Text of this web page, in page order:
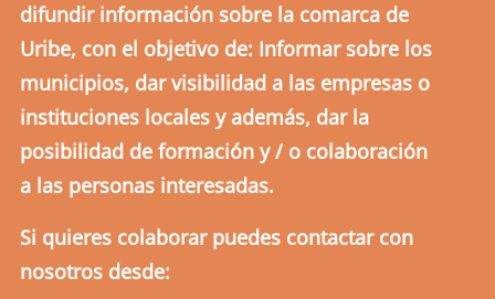
difundir información sobre la comarca de
Uribe, con el objetivo de: Informar sobre los
municipios, dar visibilidad a las empresas o
instituciones locales y además, dar la
posibilidad de formación y / o colaboración
a las personas interesadas.
Si quieres colaborar puedes contactar con
nosotros desde: